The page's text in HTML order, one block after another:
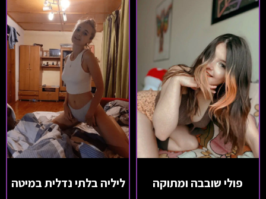
פולי שובבה ומתוקה ליליה בלתי נדלית במיטה